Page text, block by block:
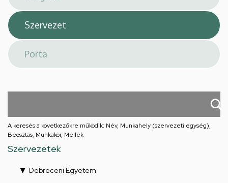
A keresés a következőkre működik: Név, Munkahely (szervezeti egység),
Beosztás, Munkakör, Mellék
Szervezetek
Debreceni Egyetem